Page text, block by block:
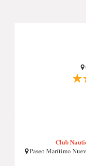
Club
Paseo Marítimo